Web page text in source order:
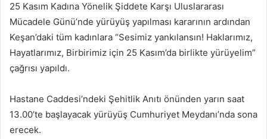
25 Kasım Kadına Yönelik Şiddete Karşı Uluslararası
Mücadele Günü’nde yürüyüş yapılması kararının ardından
Keşan’daki tüm kadınlara “Sesimiz yankılansın! Haklarımız,
Hayatlarımız, Birbirimiz için 25 Kasım’da birlikte yürüyelim”
çağrısı yapıldı.
Hastane Caddesi’ndeki Şehitlik Anıtı önünden yarın saat
13.00’te başlayacak yürüyüş Cumhuriyet Meydanı’nda sona
erecek.